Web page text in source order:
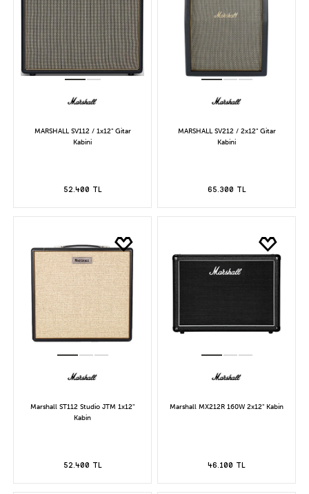
MARSHALL SV112 / 1x12" Gitar
Kabini
52.400 TL
MARSHALL SV212 / 2x12" Gitar
Kabini
65.300 TL
Marshall ST112 Studio JTM 1x12"
Kabin
52.400 TL
Marshall MX212R 160W 2x12" Kabin
46.100 TL